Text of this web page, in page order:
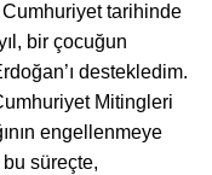
tarihinde
bir çocuğun
destekledim.
Mitingleri
engellenmeye
bu süreçte,